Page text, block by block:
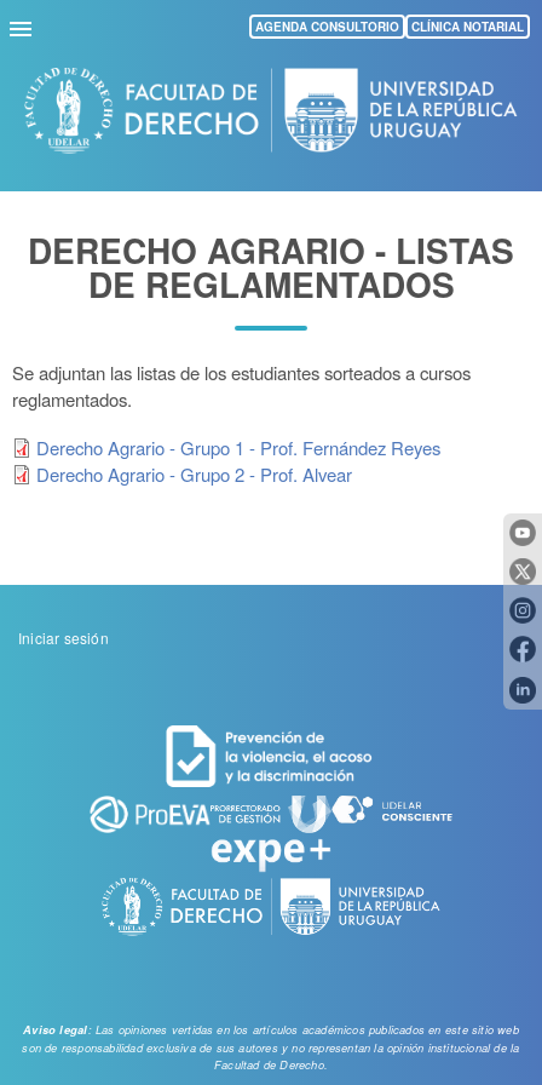
Pasar
al
contenido
principal
AGENDA CONSULTORIO CLÍNICA NOTARIAL
DERECHO AGRARIO - LISTAS
DE REGLAMENTADOS
Se adjuntan las listas de los estudiantes sorteados a cursos
reglamentados.
Derecho Agrario - Grupo 1 - Prof. Fernández Reyes
Derecho Agrario - Grupo 2 - Prof. Alvear
Menu
Iniciar sesión
Aviso legal: Las opiniones vertidas en los artículos académicos publicados en este sitio web
son de responsabilidad exclusiva de sus autores y no representan la opinión institucional de la
Facultad de Derecho.